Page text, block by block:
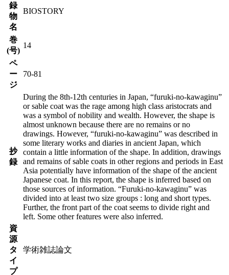
録
物
名
BIOSTORY
巻
(号)
14
ペ
ー
ジ
70-81
抄
録
During the 8th-12th centuries in Japan, “furuki-no-kawaginu”
or sable coat was the rage among high class aristocrats and
was a symbol of nobility and wealth. However, the shape is
almost unknown because there are no remains or no
drawings. However, “furuki-no-kawaginu” was described in
some literary works and diaries in ancient Japan, which
contain a little information of the shape. In addition, drawings
and remains of sable coats in other regions and periods in East
Asia potentially have information of the shape of the ancient
Japanese coat. In this report, the shape is inferred based on
those sources of information. “Furuki-no-kawaginu” was
divided into at least two size groups : long and short types.
Further, the front part of the coat seems to divide right and
left. Some other features were also inferred.
資
源
タ
イ
プ
学術雑誌論文